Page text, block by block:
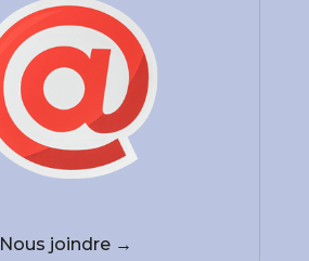
Nous joindre →